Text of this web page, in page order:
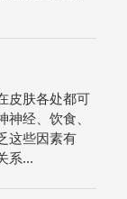
皮肤各处都可
经、饮食、
这些因素有
系...